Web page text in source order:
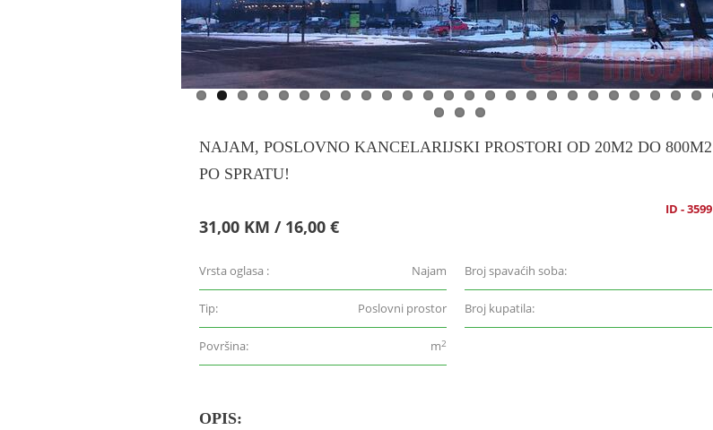
NAJAM, POSLOVNO KANCELARIJSKI PROSTORI OD 20M2 DO 800M2
PO SPRATU!
ID - 3599
31,00 KM / 16,00 €
Vrsta oglasa : Najam
Tip: Poslovni prostor
Površina: m2
Broj spavaćih soba:
Broj kupatila:
OPIS: